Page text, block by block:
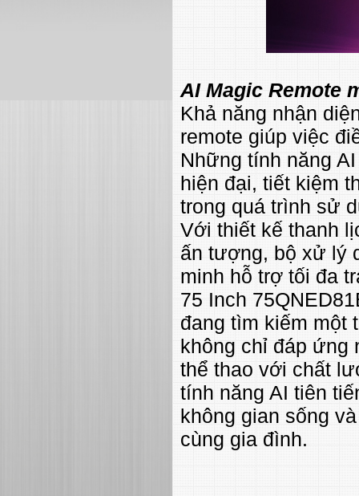
AI Magic Remote
Khả năng nhận
remote giúp việc
Những tính năng
hiện đại, tiết kiệm
trong quá trình sử
Với thiết kế thanh
ấn tượng, bộ xử lý
minh hỗ trợ tối đa
75 Inch
đang tìm kiếm một
không chỉ đáp ứng
thể thao với chất
tính năng AI tiên
không gian sống
cùng gia đình.